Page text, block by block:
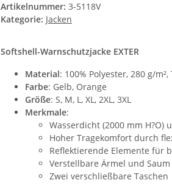
Artikelnummer: 3-5118V
Kategorie: Jacken
Softshell-Warnschutzjacke EXTER
Material: 100% Polyester, 280 g/
Farbe: Gelb, Orange
Größe: S, M, L, XL, 2XL, 3XL
Merkmale:
Wasserdicht (2000 mm H?O)
Hoher Tragekomfort durch
Reflektierende Elemente für
Verstellbare Ärmel und
Zwei verschließbare Taschen